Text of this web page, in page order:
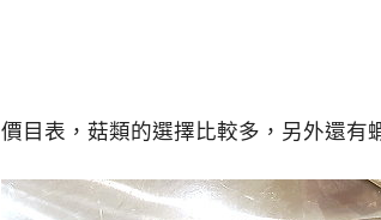
價目表，菇類的選擇比較多，另外還有